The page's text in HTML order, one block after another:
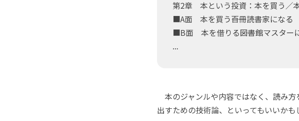
第2章 本という投資：本を買う／
■A面 本を買う――百冊読書家になる
■B面 本を借りる――図書館マスター
...
本のジャンルや内容ではなく、読み
出すための技術論、といってもいいかも